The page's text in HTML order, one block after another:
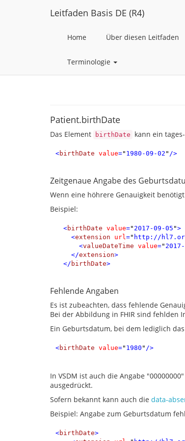
Leitfaden Basis DE (R4)
Home Über diesen Leitfaden
Terminologie
Patient.birthDate
Das Element birthDate kann ein
<birthDate value=" 1980-09-02 " />
Zeitgenaue Angabe des
Wenn eine höhrere Genauigkeit
Beispiel:
<birthDate value=" 2017-09-05 ">
<extension url =" http://
<valueDateTime value="
</extension>
</ birthDate>
Fehlende Angaben
Es ist zubeachten, dass fehlende
Bei der Abbildung in FHIR sind fehlden
Ein Geburtsdatum, bei dem lediglich
<birthDate value=" 1980 " />
In VSDM ist auch die Angabe
ausgedrückt.
Sofern bekannt kann auch die data-
Beispiel: Angabe zum Geburtsdatum
<birthDate>